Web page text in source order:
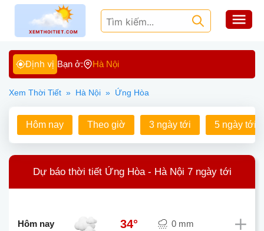
Định vị Bạn ở: Hà Nội
Xem Thời Tiết » Hà Nội » Ứng Hòa
Hôm nay Theo giờ 3 ngày tới 5 ngày tới
Dự báo thời tiết Ứng Hòa - Hà Nội 7 ngày tới
Hôm nay 34° 0 mm